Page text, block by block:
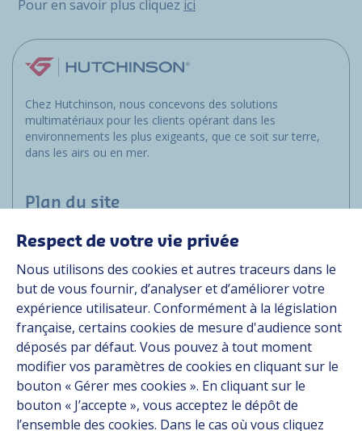
Pour en savoir plus cliquez ici
Chez Hutchinson, nous concevons des solutions
multimatériaux pour les clients opérant dans les
environnements les plus exigeants, que ce soit sur terre,
dans les airs ou en mer.
Plan du site
Marchés
Solutions
Ressources
À propos
Carrière
Contact
Suivez-nous
Respect de votre vie privée
Nous utilisons des cookies et autres traceurs dans le
but de vous fournir, d’analyser et d’améliorer votre
expérience utilisateur. Conformément à la législation
française, certains cookies de mesure d'audience sont
déposés par défaut. Vous pouvez à tout moment
modifier vos paramètres de cookies en cliquant sur le
bouton « Gérer mes cookies ». En cliquant sur le
bouton « J’accepte », vous acceptez le dépôt de
l’ensemble des cookies. Dans le cas où vous cliquez